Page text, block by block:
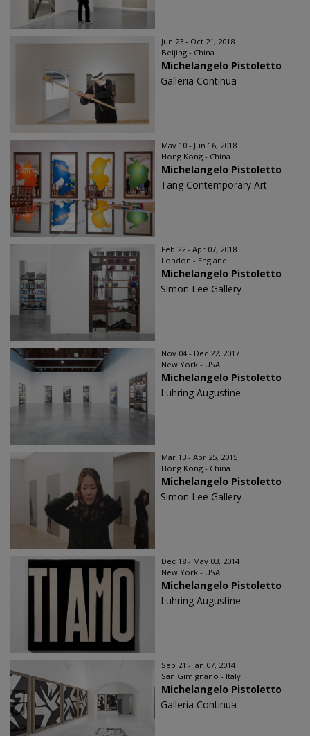
Jun 23 - Oct 21, 2018
Beijing - China
Michelangelo Pistoletto
Galleria Continua
May 10 - Jun 16, 2018
Hong Kong - China
Michelangelo Pistoletto
Tang Contemporary Art
Feb 22 - Apr 07, 2018
London - England
Michelangelo Pistoletto
Simon Lee Gallery
Nov 04 - Dec 22, 2017
New York - USA
Michelangelo Pistoletto
Luhring Augustine
Mar 13 - Apr 25, 2015
Hong Kong - China
Michelangelo Pistoletto
Simon Lee Gallery
Dec 18 - May 03, 2014
New York - USA
Michelangelo Pistoletto
Luhring Augustine
Sep 21 - Jan 07, 2014
San Gimignano - Italy
Michelangelo Pistoletto
Galleria Continua